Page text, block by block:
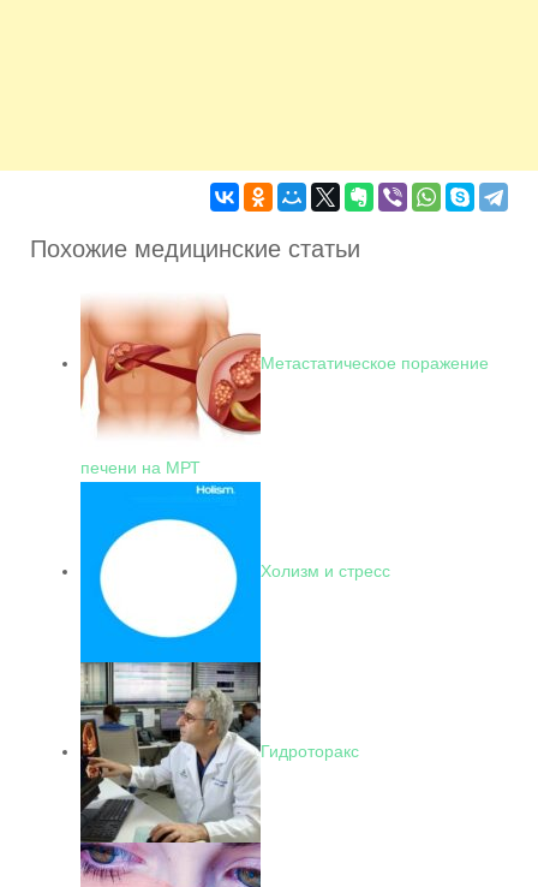
Похожие медицинские статьи
Метастатическое поражение
печени на МРТ
Холизм и стресс
Гидроторакс